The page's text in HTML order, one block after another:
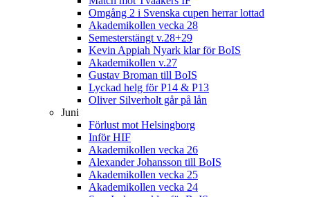
Omgång 2 i Svenska cupen herrar lottad
Akademikollen vecka 28
Semesterstängt v.28+29
Kevin Appiah Nyark klar för BoIS
Akademikollen v.27
Gustav Broman till BoIS
Lyckad helg för P14 & P13
Oliver Silverholt går på lån
Juni
Förlust mot Helsingborg
Inför HIF
Akademikollen vecka 26
Alexander Johansson till BoIS
Akademikollen vecka 25
Akademikollen vecka 24